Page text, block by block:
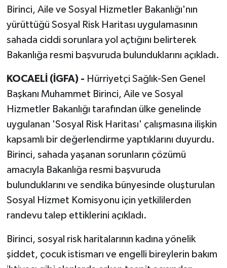
Birinci, Aile ve Sosyal Hizmetler Bakanlığı'nın
yürüttüğü Sosyal Risk Haritası uygulamasının
sahada ciddi sorunlara yol açtığını belirterek
Bakanlığa resmi başvuruda bulunduklarını açıkladı.
KOCAELİ (İGFA) - Hürriyetçi Sağlık-Sen Genel
Başkanı Muhammet Birinci, Aile ve Sosyal
Hizmetler Bakanlığı tarafından ülke genelinde
uygulanan 'Sosyal Risk Haritası' çalışmasına ilişkin
kapsamlı bir değerlendirme yaptıklarını duyurdu.
Birinci, sahada yaşanan sorunların çözümü
amacıyla Bakanlığa resmi başvuruda
bulunduklarını ve sendika bünyesinde oluşturulan
Sosyal Hizmet Komisyonu için yetkililerden
randevu talep ettiklerini açıkladı.
Birinci, sosyal risk haritalarının kadına yönelik
şiddet, çocuk istismarı ve engelli bireylerin bakım